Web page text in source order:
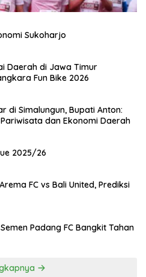
Sukoharjo
Daerah di Jawa Timur
Fun Bike 2026
di Simalungun, Bupati Anton:
dan Ekonomi Daerah
2025/26
FC vs Bali United, Prediksi
Padang FC Bangkit Tahan